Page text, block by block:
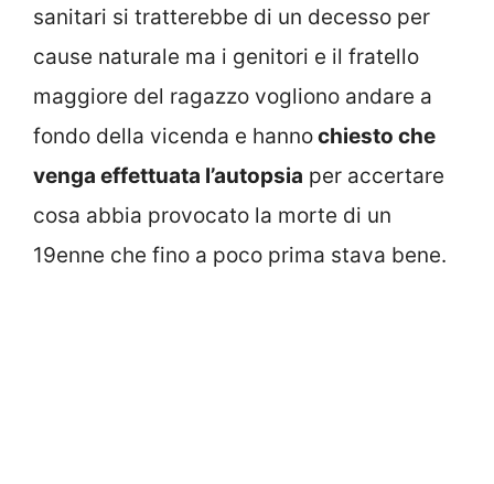
sanitari si tratterebbe di un decesso per
cause naturale ma i genitori e il fratello
maggiore del ragazzo vogliono andare a
fondo della vicenda e hannochiesto che
venga effettuata l’autopsia per accertare
cosa abbia provocato la morte di un
19enne che fino a poco prima stava bene.